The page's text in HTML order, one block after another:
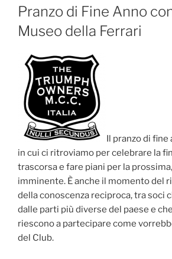
IL
Pranzo di Fine Anno
Museo della Ferrari
Il pranzo di fine
in cui ci ritroviamo per celebrare la
trascorsa e fare piani per la
imminente. È anche il momento del
della conoscenza reciproca, tra soci
dalle parti più diverse del paese e
riescono a partecipare come
del Club.